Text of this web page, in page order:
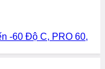
-60 Độ C, PRO 60,